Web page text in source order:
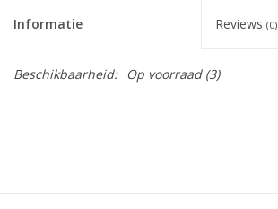
Informatie Reviews (0)
Beschikbaarheid: Op voorraad(3)